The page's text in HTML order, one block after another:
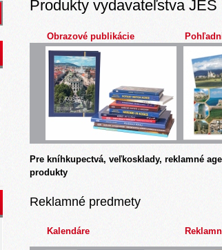
Produkty vydavateľstva JES
Obrazové publikácie
Pre kníhkupectvá, veľkosklady, reklamné
produkty
Reklamné predmety
Kalendáre